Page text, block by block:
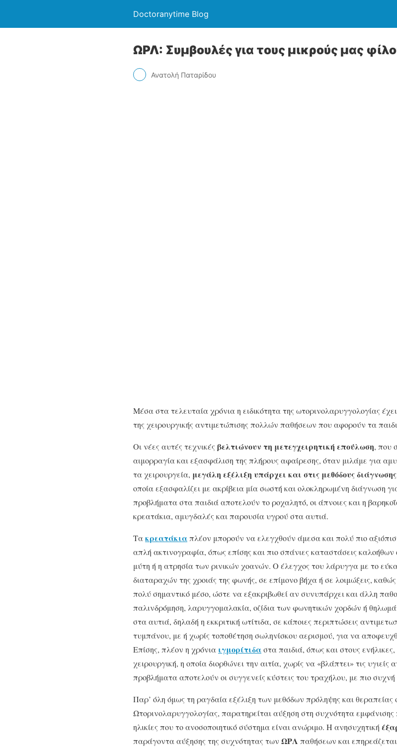
Doctoranytime Blog
ΩΡΛ: Συμβουλές για τους μικρούς μας
Ανατολή Παταρίδου
Μέσα στα τελευταία χρόνια η ειδικότητα της ωτορι­νολαρυγγολογίας
της χειρουργικής αντιμετώπισης πολλών παθήσεων που αφορούν τα
Οι νέες αυτές τεχνικές βελτιώνουν τη μετεγχειρητική επούλωση, που
αιμορραγία και εξα­σφάλιση της πλήρους αφαίρεσης, όταν μιλάμε για
τα χειρουργεία, μεγάλη εξέλιξη υπάρχει και στις μεθόδους διάγνωσης
οποία εξασφαλίζει με ακρίβεια μία σωστή και ολοκληρωμένη διάγνωση
προβλήματα στα παιδιά αποτελούν το ροχαλητό, οι άπνοιες και η
κρεατάκια, αμυγδαλές και παρουσία υγρού στα αυτιά.
Τακρεατάκιαπλέον μπορούν να ελεγχθούν άμεσα και πολύ πιο
απλή ακτινογραφία, όπως επίσης και πιο σπάνιες καταστάσεις
μύτη ή η ατρησία των ρινικών χοανών. Ο έλεγχος του λάρυγγα με το
διαταραχών της χροιάς της φωνής, σε επίμονο βήχα ή σε λοιμώξεις,
πολύ σημαντικό μέσο, ώστε να εξακριβωθεί αν συνυπάρχει και άλλη
παλινδρόμηση, λαρυγγομαλακία, οζίδια των φωνητικών χορδών ή
στα αυτιά, δηλαδή η εκκριτική ωτίτιδα, σε κάποιες περιπτώσεις
τυμπάνου, με ή χωρίς τοποθέτηση σωληνίσκου αερισμού, για να
Επίσης, πλέον η χρόνια ιγμορίτιδαστα παιδιά, όπως και στους
χειρουργική, η οποία διορθώνει την αιτία, χωρίς να «βλάπτει» τις
προβλήματα αποτελούν οι συγγενείς κύστεις του τρα­χήλου, με πιο
Παρ’ όλη όμως τη ραγδαία εξέλιξη των μεθόδων πρόληψης και θεραπείας
Ωτορινολαρυγγολογίας, παρατηρείται αύξηση στη συχνότητα εμφάνισης
ηλικίες που το ανοσοποιητικό σύστημα είναι ανώριμο. Η ανησυχητική
παράγοντα αύξησης της συχνότητας των ΩΡΛ παθήσεων και